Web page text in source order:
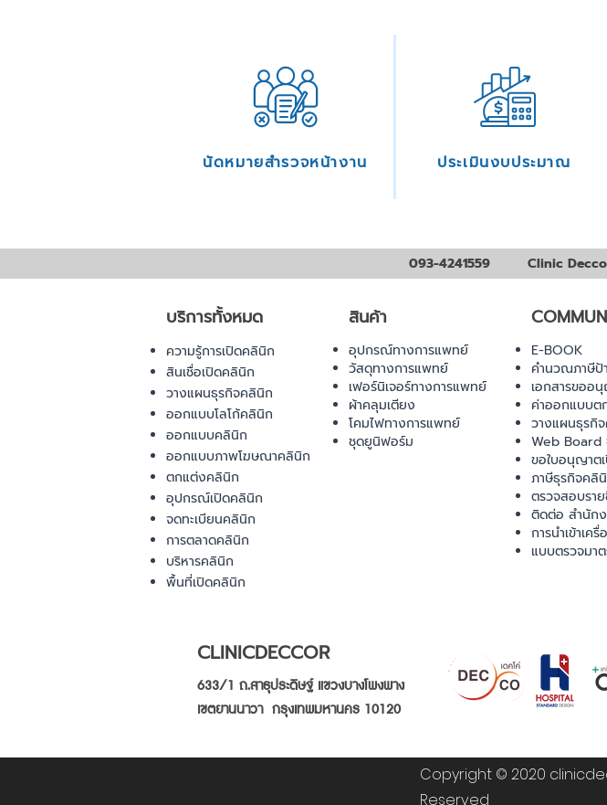
นัดหมายสำรวจหน้างาน ประเมินงบประมาณ
093-4241559 Clinic
บริการทั้งหมด
ความรู้การเปิดคลินิก
สินเชื่อเปิดคลินิก
วางแผนธุรกิจคลินิก
ออกแบบโลโก้คลินิก
ออกแบบคลินิก
ออกแบบภาพโฆษณาคลินิก
ตกแต่งคลินิก
อุปกรณ์เปิดคลินิก
จดทะเบียนคลินิก
การตลาดคลินิก
บริหารคลินิก
พื้นที่เปิดคลินิก
สินค้า
อุปกรณ์ทางการแพทย์
วัสดุทางการแพทย์
เฟอร์นิเจอร์ทางการแพทย์
ผ้าคลุมเตียง
โคมไฟทางการแพทย์
ชุดยูนิฟอร์ม
E-BOOK
คำนวณภาษีป้
เอกสารขออ
ค่าออกแบบ
วางแผนธุรกิ
Web Board
ขอใบอนุญาต
ภาษีธุรกิจคลิ
ตรวจสอบรา
ติดต่อ สำนัก
การนำเข้าเค
แบบตรวจมา
CLINICDECCOR
633/1 ถ.สาธุประดิษฐ์ แขวงบางโพงพาง
เขตยานนาวา กรุงเทพมหานคร 10120
Copyright © 2020
Reserved